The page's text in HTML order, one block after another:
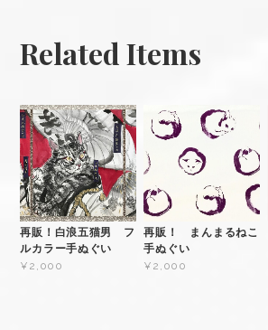
Related Items
再販！白浪五猫男 フ
ルカラー手ぬぐい
¥2,000
再販！ まんまるねこ
手ぬぐい
¥2,000